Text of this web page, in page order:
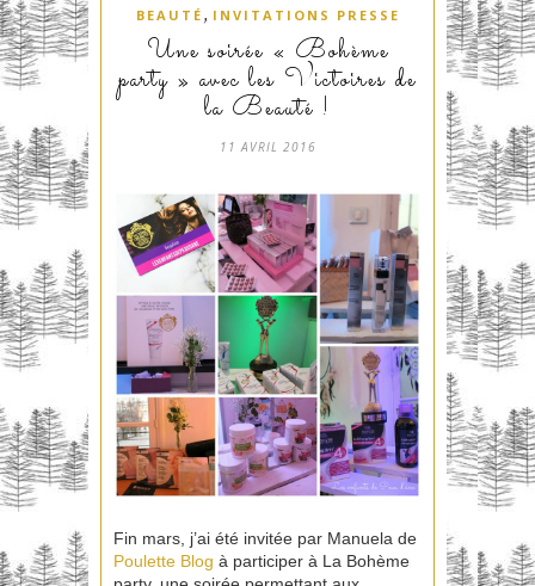
BEAUTÉ , INVITATIONS PRESSE
Une soirée « Bohème
party » avec les Victoires de
la Beauté !
11 AVRIL 2016
Fin mars, j’ai été invitée par Manuela de
Poulette Blog à participer à La Bohème